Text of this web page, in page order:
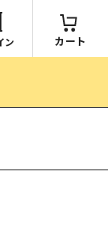
ン カート